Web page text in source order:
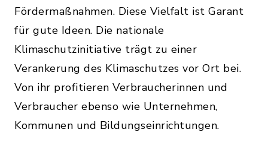
Fördermaßnahmen. Diese Vielfalt ist Garant
für gute Ideen. Die nationale
Klimaschutzinitiative trägt zu einer
Verankerung des Klimaschutzes vor Ort bei.
Von ihr profitieren Verbraucherinnen und
Verbraucher ebenso wie Unternehmen,
Kommunen und Bildungseinrichtungen.